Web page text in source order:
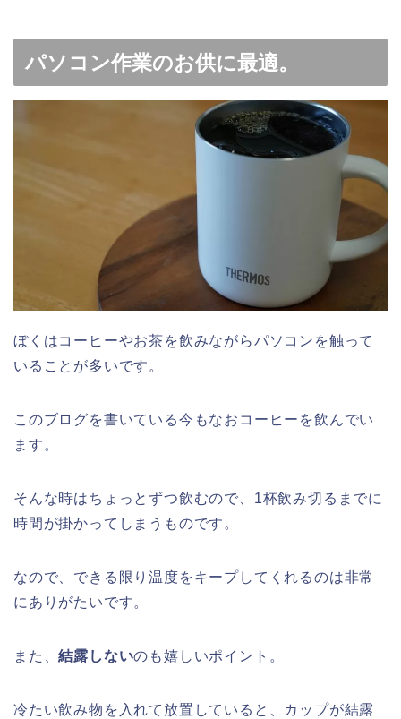
パソコン作業のお供に最適。
ぼくはコーヒーやお茶を飲みながらパソコンを触って
いることが多いです。
このブログを書いている今もなおコーヒーを飲んでい
ます。
そんな時はちょっとずつ飲むので、1杯飲み切るまでに
時間が掛かってしまうものです。
なので、できる限り温度をキープしてくれるのは非常
にありがたいです。
また、結露しないのも嬉しいポイント。
冷たい飲み物を入れて放置していると、カップが結露